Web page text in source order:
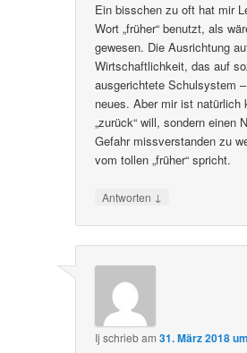
Ein bisschen zu oft hat mir
Wort „früher“ benutzt, als
gewesen. Die Ausrichtung
Wirtschaftlichkeit, das auf
ausgerichtete Schulsystem
neues. Aber mir ist natürlich
„zurück“ will, sondern einen
Gefahr missverstanden zu
vom tollen „früher“ spricht.
Antworten ↓
Ij schriebam31. März 2018